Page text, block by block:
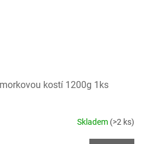
kostí 1200g 1ks
Skladem (>2 ks)